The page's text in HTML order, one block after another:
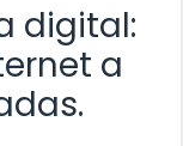
digital:
a